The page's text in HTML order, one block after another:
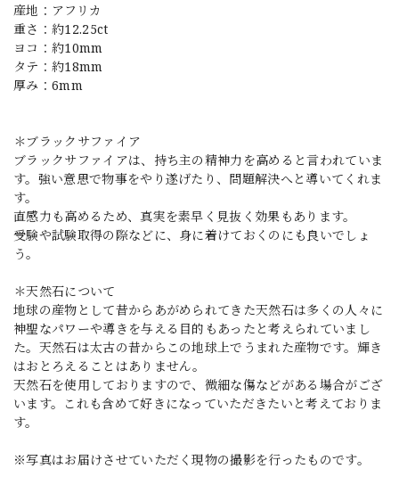
産地：アフリカ
重さ：約12.25ct
ヨコ：約10mm
タテ：約18mm
厚み：6mm
＊ブラックサファイア
ブラックサファイアは、持ち主の精神力を高めると言われていま
す。強い意思で物事をやり遂げたり、問題解決へと導いてくれま
す。
直感力も高めるため、真実を素早く見抜く効果もあります。
受験や試験取得の際などに、身に着けておくのにも良いでしょ
う。
＊天然石について
地球の産物として昔からあがめられてきた天然石は多くの人々に
神聖なパワーや導きを与える目的もあったと考えられていまし
た。天然石は太古の昔からこの地球上でうまれた産物です。輝き
はおとろえることはありません。
天然石を使用しておりますので、微細な傷などがある場合がござ
います。これも含めて好きになっていただきたいと考えておりま
す。
※写真はお届けさせていただく現物の撮影を行ったものです。